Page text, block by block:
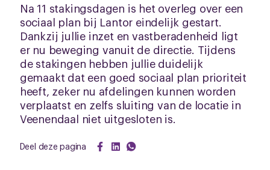
Na 11 stakingsdagen is het overleg over een
sociaal plan bij Lantor eindelijk gestart.
Dankzij jullie inzet en vastberadenheid ligt
er nu beweging vanuit de directie. Tijdens
de stakingen hebben jullie duidelijk
gemaakt dat een goed sociaal plan prioriteit
heeft, zeker nu afdelingen kunnen worden
verplaatst en zelfs sluiting van de locatie in
Veenendaal niet uitgesloten is.
Deel deze pagina